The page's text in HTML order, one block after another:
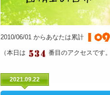
2010/06/01 からあなたは累計
（本日は 番目のアクセスです
2021.09.22